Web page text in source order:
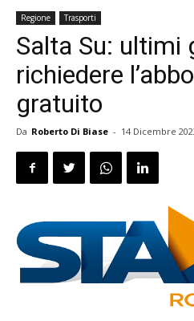
Regione Trasporti
Salta Su: ultimi
richiedere
gratuito
Da Roberto Di Biase - 14 Dicembre